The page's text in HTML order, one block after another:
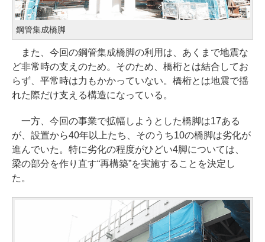
鋼管集成橋脚
また、今回の鋼管集成橋脚の利用は、あくまで地震な
ど非常時の支えのため。そのため、橋桁とは結合してお
らず、平常時は力もかかっていない。橋桁とは地震で揺
れた際だけ支える構造になっている。
一方、今回の事業で拡幅しようとした橋脚は17ある
が、設置から40年以上たち、そのうち10の橋脚は劣化が
進んでいた。特に劣化の程度がひどい4脚については、
梁の部分を作り直す“再構築”を実施することを決定し
た。